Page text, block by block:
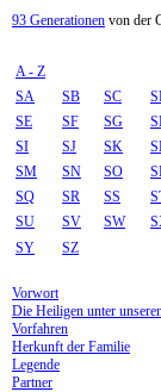
93 Generationen von der
A - Z
SA
SB SC
SE
SF SG
SI
SJ SK
SM
SN SO
SQ
SR SS
SU
SV SW
SY
SZ
Vorwort
Die Heiligen unter
Vorfahren
Herkunft der Familie
Legende
Partner